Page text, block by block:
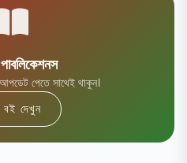
পাবলিকেশনস
পেতে সাথেই থাকুন।
দেখুন